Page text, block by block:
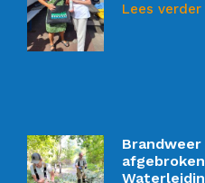
Lees verder